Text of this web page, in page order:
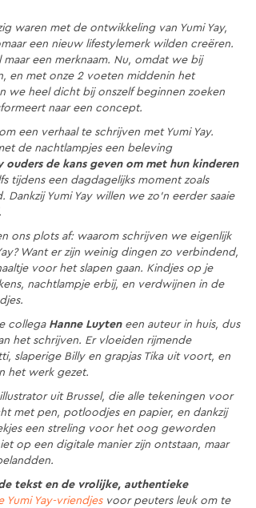
waren met de ontwikkeling van Yumi Yay,
een nieuw lifestylemerk wilden creëren.
een merknaam. Nu, omdat we bij
en met onze 2 voeten middenin het
we heel dicht bij onszelf beginnen zoeken
naar een concept.
een verhaal te schrijven met Yumi Yay.
de nachtlampjes een beleving
ouders de kans geven om met hun kinderen
tijdens een dagdagelijks moment zoals
Yumi Yay willen we zo’n eerder saaie
ons plots af: waarom schrijven we eigenlijk
Want er zijn weinig dingen zo verbindend,
voor het slapen gaan. Kindjes op je
nachtlampje erbij, en verdwijnen in de
collegaHanne Luyteneen auteur in huis, dus
het schrijven. Er vloeiden rijmende
slaperige Billy en grapjas Tika uit voort, en
het werk gezet.
uit Brussel, die alle tekeningen voor
met pen, potloodjes en papier, en dankzij
een streling voor het oog geworden
op een digitale manier zijn ontstaan, maar
tekst en de vrolijke, authentieke
Yumi Yay-vriendjesvoor peuters leuk om te